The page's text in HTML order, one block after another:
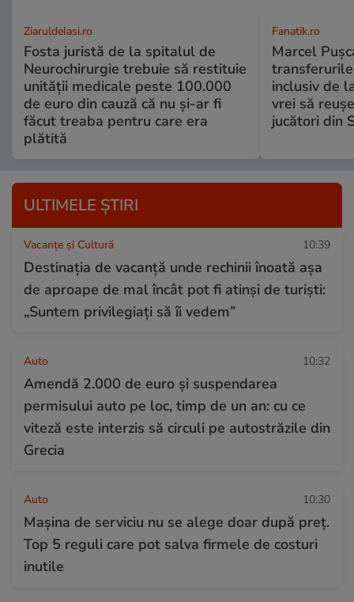
ZiaruldeIasi.ro
Fosta juristă de la spitalul de
Neurochirurgie trebuie să restituie
unității medicale peste 100.000
de euro din cauză că nu și-ar fi
făcut treaba pentru care era
plătită
Fanatik.ro
Marcel
inclusiv de
vrei să
jucători din
ULTIMELE ȘTIRI
Vacanțe și Cultură 10:39
Destinația de vacanță unde rechinii înoată așa
de aproape de mal încât pot fi atinși de turiști:
„Suntem privilegiați să îi vedem”
Auto 10:32
Amendă 2.000 de euro și suspendarea
permisului auto pe loc, timp de un an: cu ce
viteză este interzis să circuli pe autostrăzile din
Grecia
Auto 10:30
Mașina de serviciu nu se alege doar după preț.
Top 5 reguli care pot salva firmele de costuri
inutile